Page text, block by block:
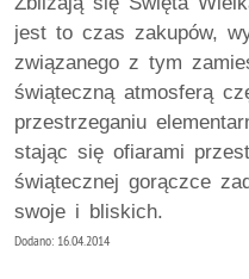
jest to czas zakupów,
związanego z tym
świąteczną atmosferą
przestrzeganiu
stając się ofiarami
świątecznej gorączce
swoje i bliskich.
Dodano: 16.04.2014